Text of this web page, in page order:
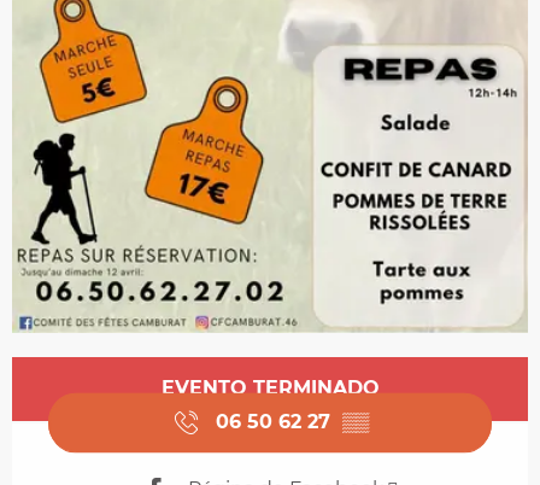
Horarios y datos de contacto
EVENTO TERMINADO
06 50 62 27 ▒▒